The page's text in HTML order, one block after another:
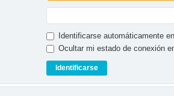
Identificarse automáticamente
Ocultar mi estado de conexión